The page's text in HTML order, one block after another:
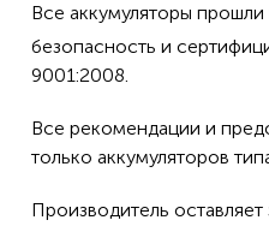
Все аккумуляторы прошли
безопасность и
9001:2008.
Все рекомендации и
только аккумуляторов
Производитель